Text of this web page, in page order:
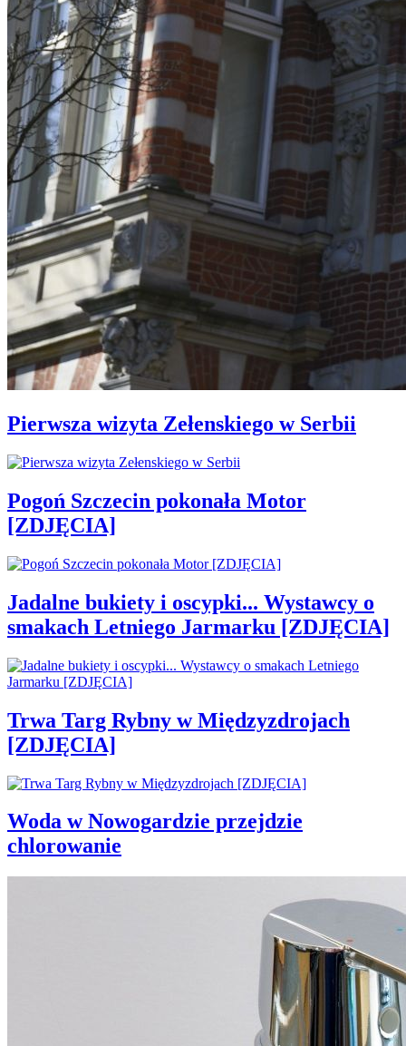
Pierwsza wizyta Zełenskiego w Serbii
Pogoń Szczecin pokonała Motor
[ZDJĘCIA]
Jadalne bukiety i oscypki... Wystawcy o
smakach Letniego Jarmarku [ZDJĘCIA]
Trwa Targ Rybny w Międzyzdrojach
[ZDJĘCIA]
Woda w Nowogardzie przejdzie
chlorowanie